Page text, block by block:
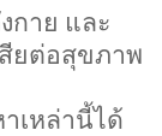
กาย และ
ยต่อสุขภาพ
หล่านี้ได้